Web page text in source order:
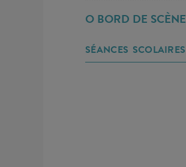
O BORD DE SCÈNE
SÉANCES SCOLAIRES